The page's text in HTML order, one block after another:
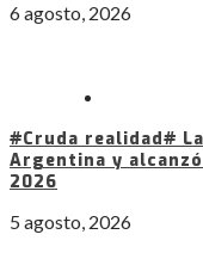
6 agosto, 2026
#Cruda realidad#
Argentina y
2026
5 agosto, 2026